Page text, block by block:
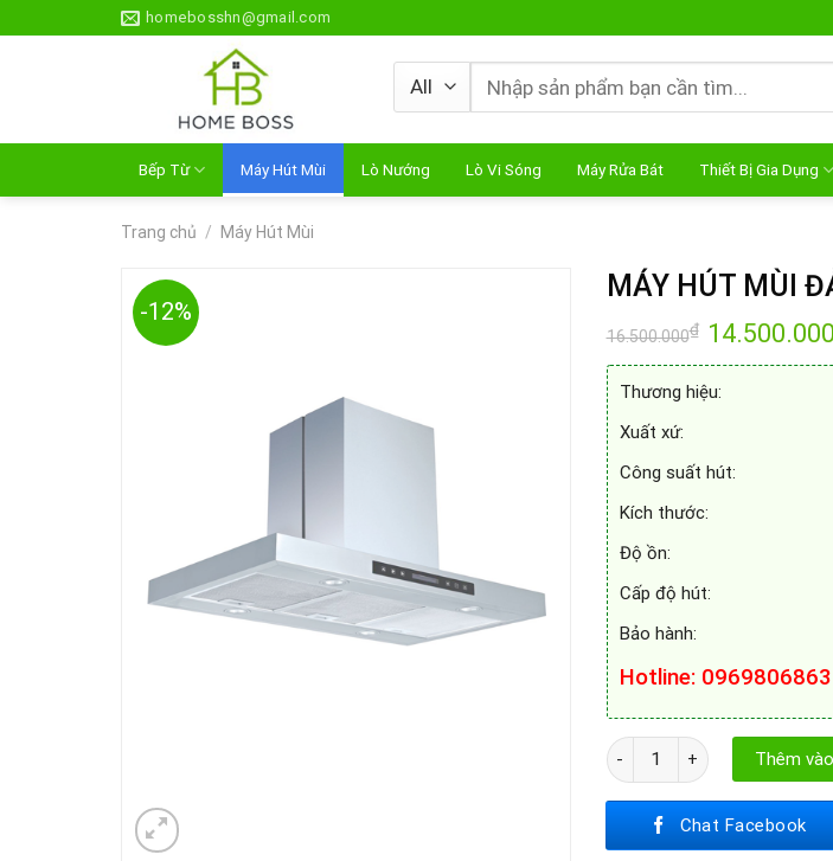
to
homebosshn@gmail.com
Tìm
kiếm:
Bếp Từ Máy Hút Mùi Lò Nướng Lò Vi Sóng Máy Rửa Bát Thiết Bị Gia Dụng
Trang chủ / Máy Hút Mùi
-12%
MÁY HÚT MÙI
16.500.000₫ Giá
gốc
là:
14.500.000
Thương
Xuất xứ:
Công suất hút:
Kích
Độ
Cấp độ
Bảo
Hotline: 0969806863
MÁY HÚT MÙI ĐẢO Thêm
Chat Facebook